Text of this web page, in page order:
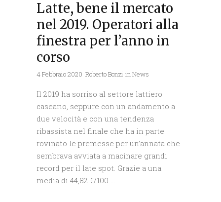
Latte, bene il mercato
nel 2019. Operatori alla
finestra per l’anno in
corso
4 Febbraio 2020 Roberto Bonzi inNews
Il 2019 ha sorriso al settore lattiero
caseario, seppure con un andamento a
due velocità e con una tendenza
ribassista nel finale che ha in parte
rovinato le premesse per un’annata che
sembrava avviata a macinare grandi
record per il late spot. Grazie a una
media di 44,82 €/100